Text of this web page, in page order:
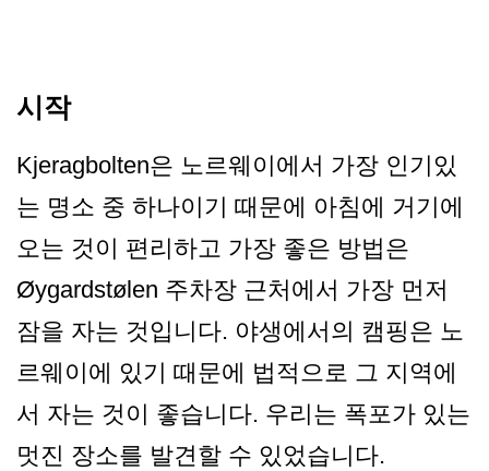
시작
Kjeragbolten은 노르웨이에서 가장 인기있
는 명소 중 하나이기 때문에 아침에 거기에
오는 것이 편리하고 가장 좋은 방법은
Øygardstølen 주차장 근처에서 가장 먼저
잠을 자는 것입니다. 야생에서의 캠핑은 노
르웨이에 있기 때문에 법적으로 그 지역에
서 자는 것이 좋습니다. 우리는 폭포가 있는
멋진 장소를 발견할 수 있었습니다.